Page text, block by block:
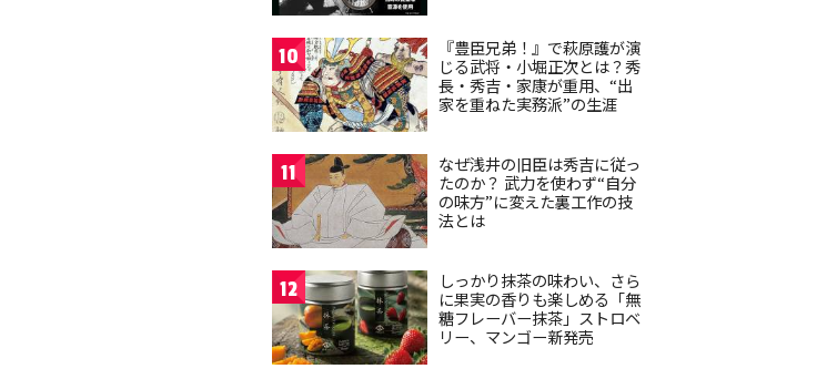
10
『豊臣兄弟！』で萩原護が演
じる武将・小堀正次とは？秀
長・秀吉・家康が重用、“出
家を重ねた実務派”の生涯
11
なぜ浅井の旧臣は秀吉に従っ
たのか？ 武力を使わず“自分
の味方”に変えた裏工作の技
法とは
12
しっかり抹茶の味わい、さら
に果実の香りも楽しめる「無
糖フレーバー抹茶」ストロベ
リー、マンゴー新発売